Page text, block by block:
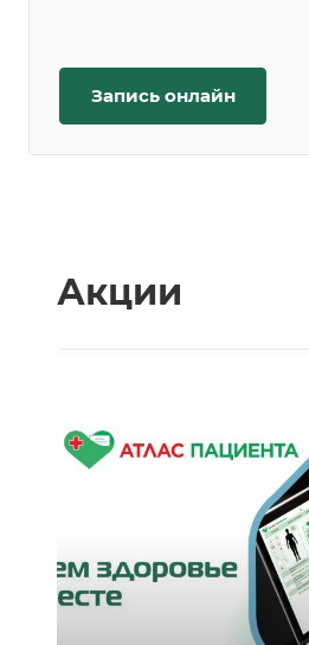
Запись онлайн
Акции